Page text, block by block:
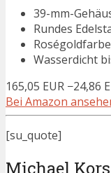
39-mm-
Rundes
Wasserdicht
165,05 EUR −24,86
Bei Amazon
[su_quote]
Michael